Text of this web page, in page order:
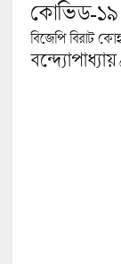
কোভিড-১৯
বিজেপি বিরাট
বন্দ্যোপাধ্যায়